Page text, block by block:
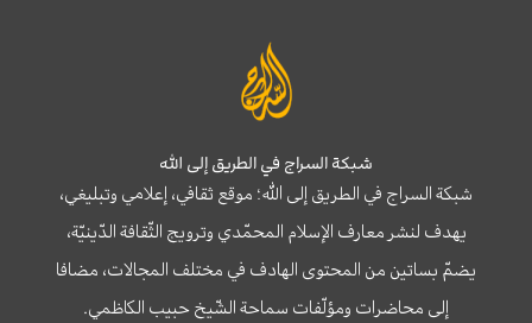
شبكة السراج في الطريق إلى الله
شبكة السراج في الطريق إلى الله؛ موقع ثقافي، إعلامي وتبليغي،
يهدف لنشر معارف الإسلام المحمّدي وترويج الثّقافة الدّينيّة،
يضمّ بساتين من المحتوى الهادف في مختلف المجالات، مضافا
إلى محاضرات ومؤلّفات سماحة الشّيخ حبيب الكاظمي.